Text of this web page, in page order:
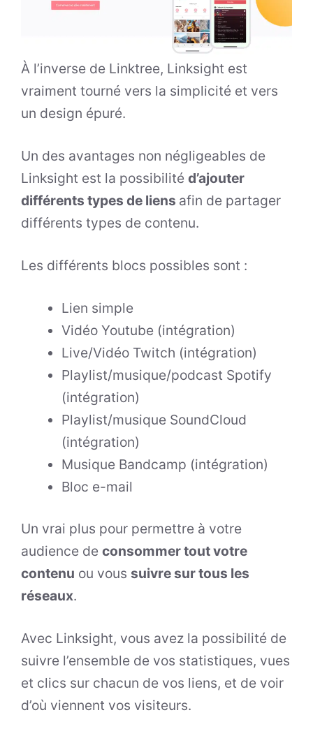
À l’inverse de Linktree, Linksight est
vraiment tourné vers la simplicité et vers
un design épuré.
Un des avantages non négligeables de
Linksight est la possibilité d’ajouter
différents types de liens afin de partager
différents types de contenu.
Les différents blocs possibles sont :
Lien simple
Vidéo Youtube (intégration)
Live/Vidéo Twitch (intégration)
Playlist/musique/podcast Spotify
(intégration)
Playlist/musique SoundCloud
(intégration)
Musique Bandcamp (intégration)
Bloc e-mail
Un vrai plus pour permettre à votre
audience de consommer tout votre
contenu ou vous suivre sur tous les
réseaux.
Avec Linksight, vous avez la possibilité de
suivre l’ensemble de vos statistiques, vues
et clics sur chacun de vos liens, et de voir
d’où viennent vos visiteurs.